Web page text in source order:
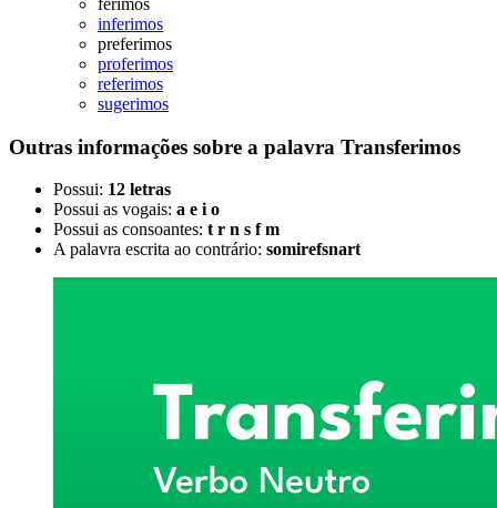
inferimos
preferimos
proferimos
referimos
sugerimos
Outras informações sobre a palavra Transferimos
Possui: 12 letras
Possui as vogais: a e i o
Possui as consoantes: t r n s f m
A palavra escrita ao contrário: somirefsnart